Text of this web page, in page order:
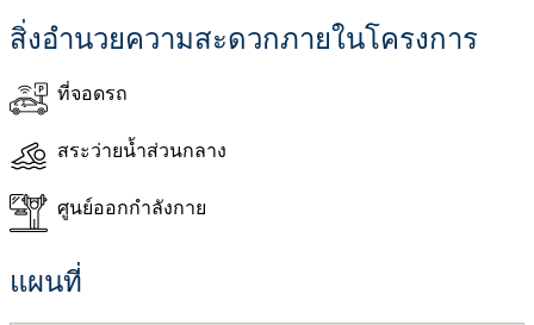
สิ่งอำนวยความสะดวกภายในโครงการ
ที่จอดรถ
สระว่ายน้ำส่วนกลาง
ศูนย์ออกกำลังกาย
แผนที่